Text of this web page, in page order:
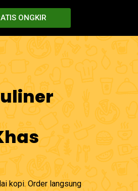
ONGKIR
kopi. Order langsung